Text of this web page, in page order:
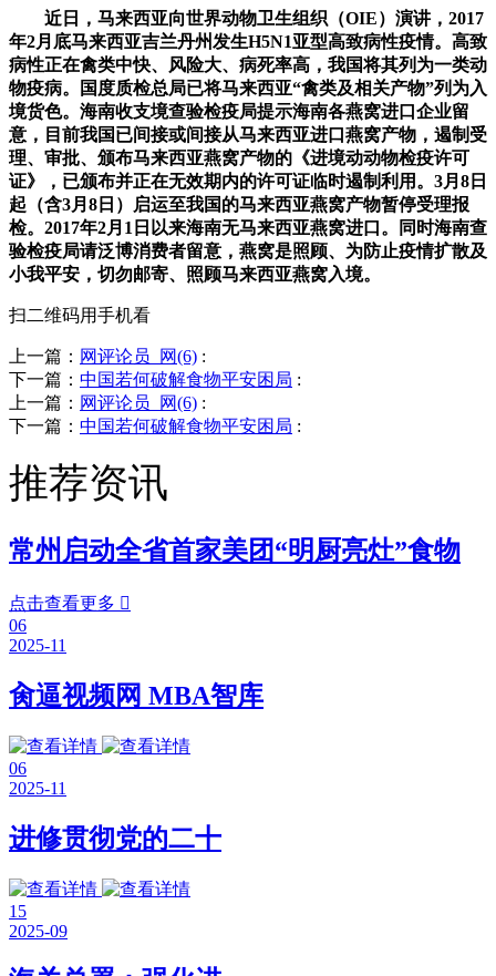
近日，马来西亚向世界动物卫生组织（OIE）演讲，2017
年2月底马来西亚吉兰丹州发生H5N1亚型高致病性疫情。高致
病性正在禽类中快、风险大、病死率高，我国将其列为一类动
物疫病。国度质检总局已将马来西亚“禽类及相关产物”列为入
境货色。海南收支境查验检疫局提示海南各燕窝进口企业留
意，目前我国已间接或间接从马来西亚进口燕窝产物，遏制受
理、审批、颁布马来西亚燕窝产物的《进境动动物检疫许可
证》，已颁布并正在无效期内的许可证临时遏制利用。3月8日
起（含3月8日）启运至我国的马来西亚燕窝产物暂停受理报
检。2017年2月1日以来海南无马来西亚燕窝进口。同时海南查
验检疫局请泛博消费者留意，燕窝是照顾、为防止疫情扩散及
小我平安，切勿邮寄、照顾马来西亚燕窝入境。
扫二维码用手机看
上一篇： 网评论员_网(6) :
下一篇： 中国若何破解食物平安困局 :
上一篇： 网评论员_网(6) :
下一篇： 中国若何破解食物平安困局 :
推荐资讯
常州启动全省首家美团“明厨亮灶”食物
点击查看更多 
06
2025-11
肏逼视频网 MBA智库
06
2025-11
进修贯彻党的二十
15
2025-09